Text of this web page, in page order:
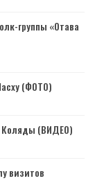
группы «Отава
(ФОТО)
Коляды (ВИДЕО)
визитов